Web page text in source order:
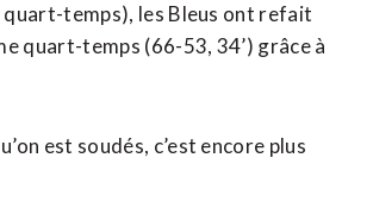
quart-temps), les Bleus ont refait
quart-temps (66-53, 34’) grâce à
est soudés, c’est encore plus